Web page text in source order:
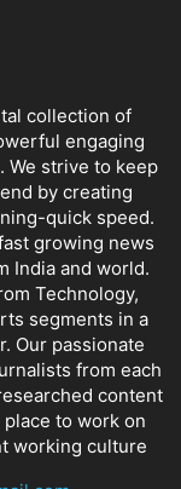
collection of
engaging
We strive to keep
by creating
quick speed.
growing news
India and world.
Technology,
segments in a
Our passionate
from each
content
place to work on
working culture